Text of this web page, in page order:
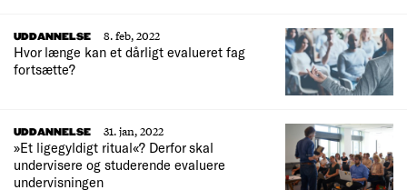
UDDANNELSE
8. feb, 2022
Hvor længe kan et dårligt evalueret fag
fortsætte?
UDDANNELSE
31. jan, 2022
»Et ligegyldigt ritual«? Derfor skal
undervisere og studerende evaluere
undervisningen